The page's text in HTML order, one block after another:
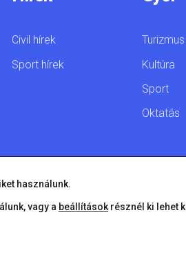
Civil hírek
Sport hírek
Turizmus
Kultúra
Sport
Oktatás
használunk.
vagy a beállítások résznél ki lehet